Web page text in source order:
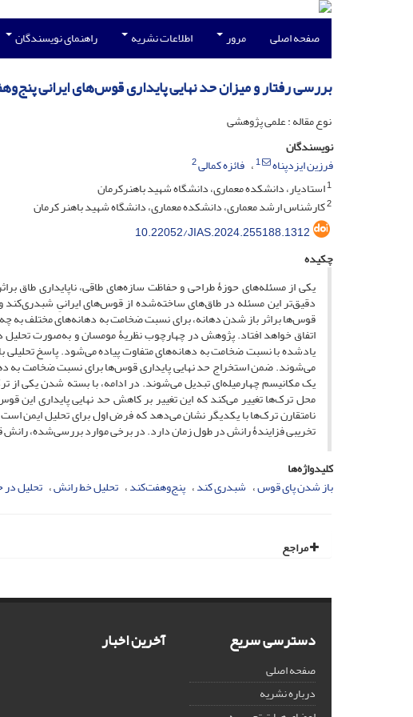
صفحه اصلی مرور اطلاعات نشریه راهنمای نویسندگان
بررسی رفتار و میزان حد نهایی پایداری قوس‌های ایرانی
نوع مقاله : علمی پژوهشی
نویسندگان
فرزین ایزدپناه
1 فائزه کمالی2
1استادیار، دانشکده معماری، دانشگاه شهید باهنرکرمان
2کارشناس ارشد معماری، دانشکده معماری، دانشگاه شهید باهنر کرمان
10.22052/JIAS.2024.255188.1312
چکیده
یکی از مسئله‌های حوزۀ طراحی و حفاظت سازه‌های طاقی، ناپایداری
دقیق‌تر این مسئله در طاق‌های ساخته‌شده از قوس‌های ایرانیِ شبدری‌کند
قوس‌ها براثر باز شدن دهانه، برای نسبت ضخامت به دهانه‌های مختلف به
اتفاق خواهد افتاد. پژوهش در چهارچوب نظریۀ مومسان و به‌صورت
یادشده با نسبت ضخامت به دهانه‌های متفاوت پیاده می‌شود. پاسخ تحلیلی
می‌شوند. ضمن استخراج حد نهایی پایداری قوس‌ها برای نسبت ضخامت به
یک مکانیسم چهارمیله‌ای تبدیل می‌شوند. در ادامه، با بسته شدن یکی
محل ترک‌ها تغییر می‌کند که این تغییر بر کاهش حد نهایی پایداری
نامتقارن ترک‌ها با یکدیگر نشان می‌دهد که فرض اول برای تحلیل ایمن
تخریبی فزایندۀ رانش در طول زمان دارد. در برخی موارد بررسی‌شده،
کلیدواژه‌ها
باز شدن پای قوس شبدری کند پنج‌وهفت‌کند تحلیل خط رانش تحلیل در
مراجع
دسترسی سریع
صفحه اصلی
درباره نشریه
آخرین اخبار